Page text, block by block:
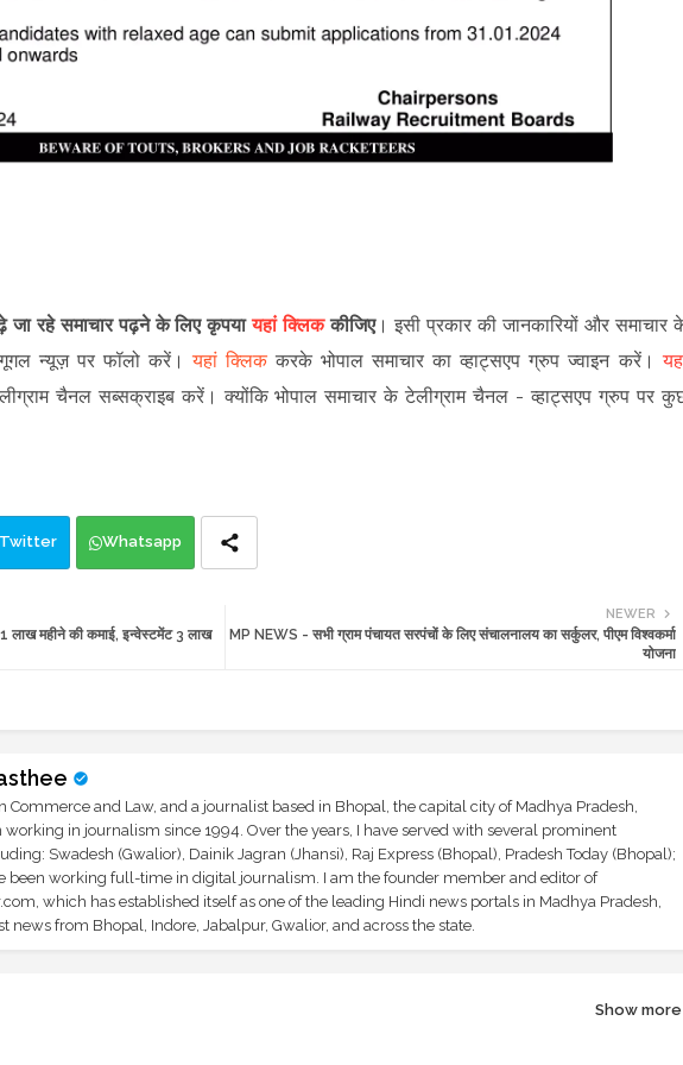
रहे समाचार पढ़ने के लिए कृपयायहां क्लिककीजिए।इसी प्रकार की जानकारियों और समाचार
न्यूज़ पर फॉलो करें ।यहां क्लिककरके भोपाल समाचार का व्हाट्सएप ग्रुप ज्वाइन करें।
चैनल सब्सक्राइब करें। क्योंकि भोपाल समाचार के टेलीग्राम चैनल - व्हाट्सएप ग्रुपपर
Twitter Whatsapp
NEWER
MP NEWS - सभी ग्राम पंचायत सरपंचों के लिए संचालनालय का सर्कुलर, पीएम विश्वकर्मा
योजना
महीने की कमाई, इन्वेस्टमेंट 3 लाख
Commerce and Law, and a journalist based in Bhopal, the capital city of Madhya Pradesh,
working in journalism since 1994. Over the years, I have served with several prominent
Swadesh (Gwalior), Dainik Jagran (Jhansi), Raj Express (Bhopal), Pradesh Today (Bhopal);
been working full-time in digital journalism. I am the founder member and editor of
which has established itself as one of the leading Hindi news portals in Madhya Pradesh,
news from Bhopal, Indore, Jabalpur, Gwalior, and across the state.
Show more